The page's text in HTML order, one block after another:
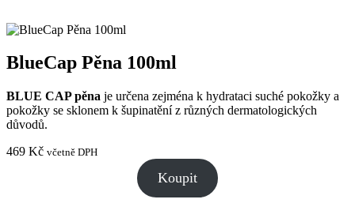
BlueCap Pěna 100ml
BLUE CAP pěna je určena zejména k hydrataci suché pokožky a
pokožky se sklonem k šupinatění z různých dermatologických
důvodů.
469 Kč včetně DPH
Koupit